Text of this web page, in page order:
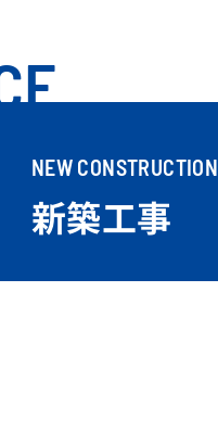
NEW CONSTRUCTION
新築工事